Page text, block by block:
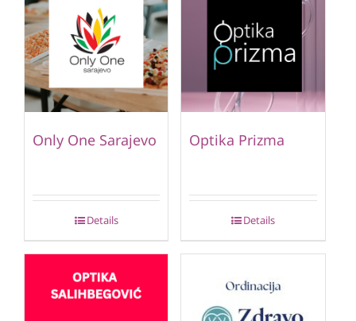
Only One Sarajevo
Details
Optika Prizma
Details